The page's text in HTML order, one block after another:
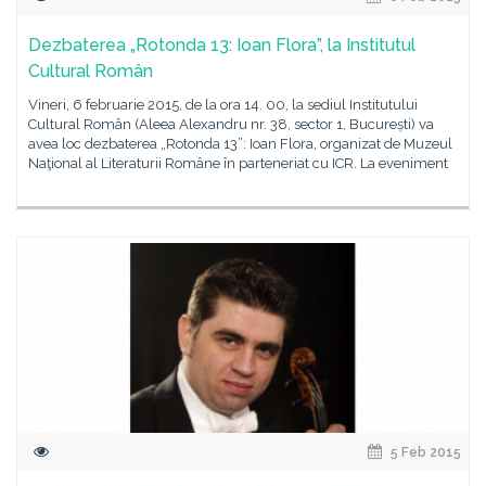
Dezbaterea „Rotonda 13: Ioan Flora”, la Institutul
Cultural Român
Vineri, 6 februarie 2015, de la ora 14. 00, la sediul Institutului
Cultural Român (Aleea Alexandru nr. 38, sector 1, București) va
avea loc dezbaterea „Rotonda 13”: Ioan Flora, organizat de Muzeul
Naţional al Literaturii Române în parteneriat cu ICR. La eveniment
5 Feb 2015